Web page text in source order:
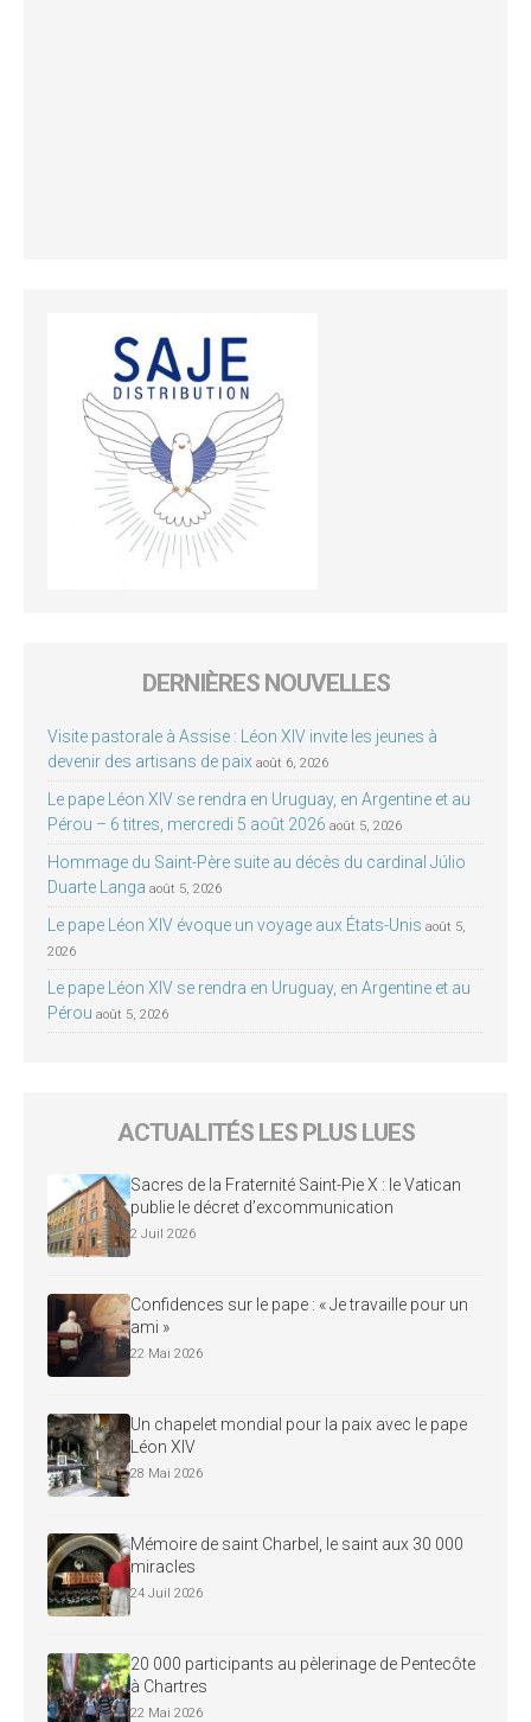
DERNIÈRES NOUVELLES
Visite pastorale à Assise : Léon XIV invite les jeunes à
devenir des artisans de paix août 6, 2026
Le pape Léon XIV se rendra en Uruguay, en Argentine et au
Pérou – 6 titres, mercredi 5 août 2026 août 5, 2026
Hommage du Saint-Père suite au décès du cardinal Júlio
Duarte Langa août 5, 2026
Le pape Léon XIV évoque un voyage aux États-Unis août 5,
2026
Le pape Léon XIV se rendra en Uruguay, en Argentine et au
Pérou août 5, 2026
ACTUALITÉS LES PLUS LUES
Sacres de la Fraternité Saint-Pie X : le Vatican
publie le décret d’excommunication
2 Juil 2026
Confidences sur le pape : « Je travaille pour un
ami »
22 Mai 2026
Un chapelet mondial pour la paix avec le pape
Léon XIV
28 Mai 2026
Mémoire de saint Charbel, le saint aux 30 000
miracles
24 Juil 2026
20 000 participants au pèlerinage de Pentecôte
à Chartres
22 Mai 2026